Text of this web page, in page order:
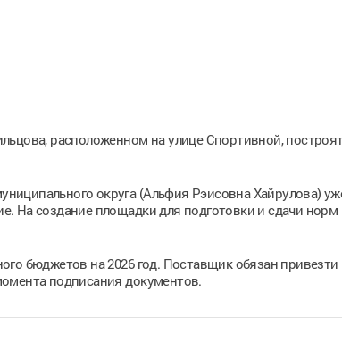
расположенном на улице Спортивной,
округа (Альфия Рэисовна Хайрулова)
На создание площадки для подготовки и сдачи норм
бюджетов на 2026 год. Поставщик обязан привезти
подписания документов.